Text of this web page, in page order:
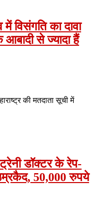
में विसंगति का दावा
आबादी से ज्यादा हैं
की मतदाता सूची में
डॉक्टर के रेप-
50,000 रुपये